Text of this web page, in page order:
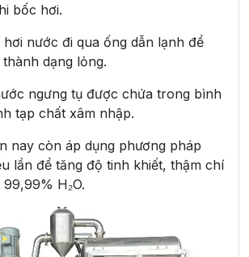
bốc hơi.
hơi nước đi qua ống dẫn lạnh để
dạng lỏng.
ngưng tụ được chứa trong bình
tạp chất xâm nhập.
nay còn áp dụng phương pháp
lần để tăng độ tinh khiết, thậm chí
H₂O.